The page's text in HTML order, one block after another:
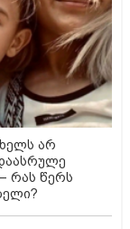
არ
რას წერს